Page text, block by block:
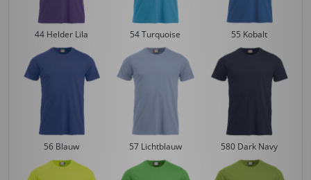
44 Helder Lila 54 Turquoise 55 Kobalt
56 Blauw 57 Lichtblauw 580 Dark Navy